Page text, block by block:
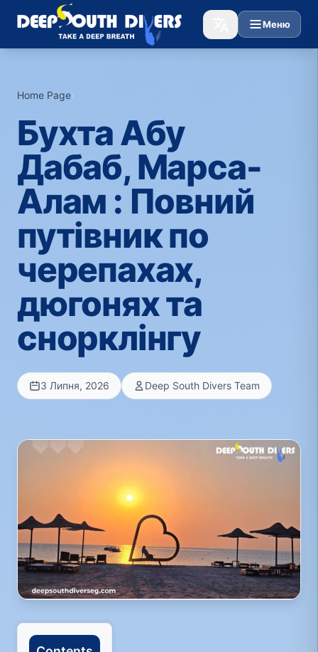
Меню
Home Page›
Бухта Абу
Дабаб, Марса-
Алам : Повний
путівник по
черепахах,
дюгонях та
снорклінгу
3 Липня, 2026 Deep South Divers Team